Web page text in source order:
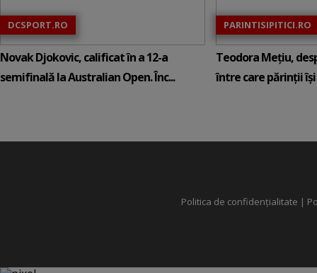
DCSPORT.RO
Novak Djokovic, calificat în a 12-a
semifinală la Australian Open. Înc...
PARINTISIPITICI.RO
Teodora Mețiu,
între care părinții își
Politica de confidențialitate |